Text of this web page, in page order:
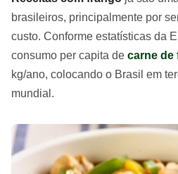
brasileiros, principalmente por
custo. Conforme estatísticas da
consumo per capita de carne de
kg/ano, colocando o Brasil em
mundial.